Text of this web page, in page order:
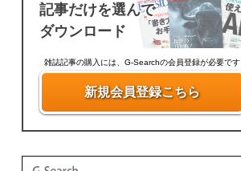
記事だけを選んで
ダウンロード
雑誌記事の購入には、G-Searchの会員登録が必要です
新規会員登録こちら